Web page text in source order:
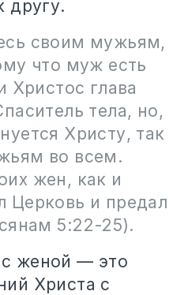
другу.
своим мужьям,
что муж есть
Христос глава
тела, но,
Христу, так
во всем.
жен, как и
Церковь и предал
5:22-25).
женой — это
Христа с